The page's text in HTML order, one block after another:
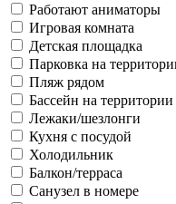
Работают аниматоры
Игровая комната
Детская площадка
Парковка на
Пляж рядом
Бассейн на территории
Лежаки/шезлонги
Кухня с посудой
Холодильник
Балкон/терраса
Санузел в номере